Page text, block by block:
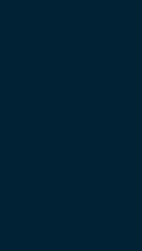
environ 193
exclusive du
ce secteur si